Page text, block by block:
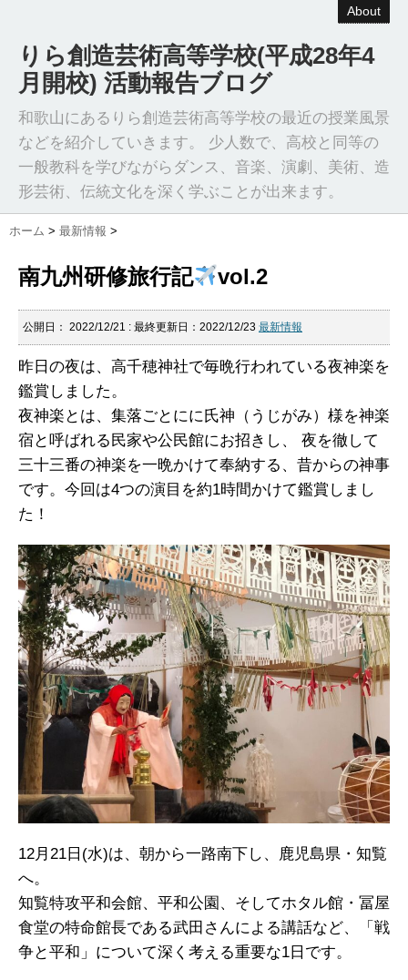
About
りら創造芸術高等学校(平成28年4
月開校) 活動報告ブログ
和歌山にあるりら創造芸術高等学校の最近の授業風景
などを紹介していきます。 少人数で、高校と同等の
一般教科を学びながらダンス、音楽、演劇、美術、造
形芸術、伝統文化を深く学ぶことが出来ます。
ホーム > 最新情報 >
南九州研修旅行記 vol.2
公開日： 2022/12/21 : 最終更新日：2022/12/23 最新情報
昨日の夜は、高千穂神社で毎晩行われている夜神楽を
鑑賞しました。
夜神楽とは、集落ごとにに氏神（うじがみ）様を神楽
宿と呼ばれる民家や公民館にお招きし、 夜を徹して
三十三番の神楽を一晩かけて奉納する、昔からの神事
です。今回は4つの演目を約1時間かけて鑑賞しまし
た！
12月21日(水)は、朝から一路南下し、鹿児島県・知覧
へ。
知覧特攻平和会館、平和公園、そしてホタル館・冨屋
食堂の特命館長である武田さんによる講話など、「戦
争と平和」について深く考える重要な1日です。